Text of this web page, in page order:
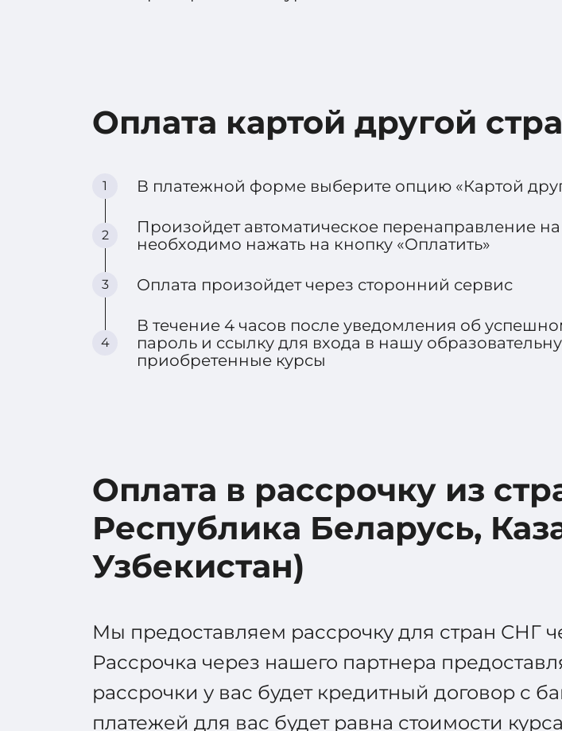
Оплата картой другой
1 В платежной форме выберите опцию «Картой
2
Произойдет автоматическое перенаправление
необходимо нажать на кнопку «Оплатить»
3 Оплата произойдет через сторонний сервис
4
В течение 4 часов после уведомления об
пароль и ссылку для входа в нашу
приобретенные курсы
Оплата в рассрочку из
Республика Беларусь,
Узбекистан)
Мы предоставляем рассрочку для стран СНГ
Рассрочка через нашего партнера
рассрочки у вас будет кредитный договор с
платежей для вас будет равна стоимости